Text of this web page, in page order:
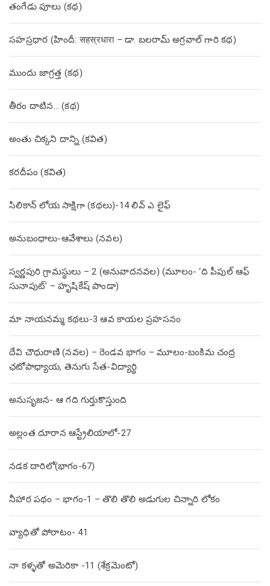
తంగేడు పూలు (క‌థ‌)
సహస్రధార (హిందీ: सहस्रधारा – డా. బలరామ్ అగ్రవాల్ గారి కథ)
ముందు జాగ్రత్త (క‌థ‌)
తీరం దాటిన… (క‌థ‌)
అంతు చిక్కని దాన్ని (కవిత)
కరదీపం (కవిత)
సిలికాన్ లోయ సాక్షిగా (కథలు)-14 లివ్ ఎ లైఫ్
అనుబంధాలు-ఆవేశాలు (నవల)
స్వర్ణపురి గ్రామస్థులు – 2 (అనువాదనవల) (మూలం- ‘ది పీపుల్ ఆఫ్
సునాపుట్’ – హృషికేష్ పాండా)
మా నాయనమ్మ కథలు-3 ఆవ కాయల ప్రహసనం
దేవి చౌధురాణి (నవల) – రెండవ భాగం – మూలం-బంకిమ చంద్ర
ఛటోపాధ్యాయ, తెనుగు సేత-విద్యార్థి
అనుసృజన- ఆ గది గుర్తుకొస్తుంది
అల్లంత దూరాన ఆస్ట్రేలియాలో-27
నడక దారిలో(భాగం-67)
నీహార పథం – భాగం-1 – తొలి తొలి అడుగుల చిన్నారి లోకం
వ్యాధితో పోరాటం- 41
నా కళ్ళతో అమెరికా -11 (శేక్రమెంటో)